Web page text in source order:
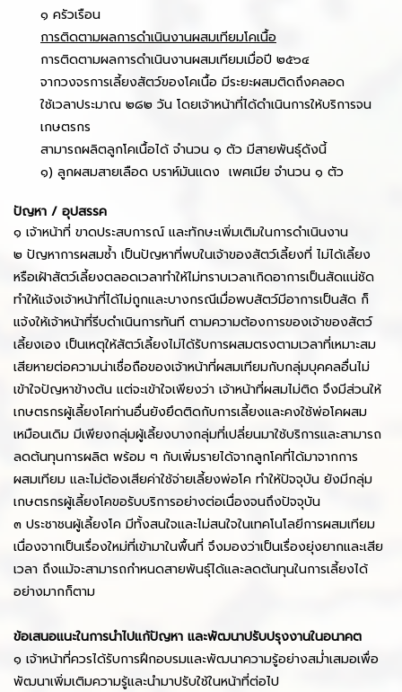
๑ ครัวเรือน
การติดตามผลการดำเนินงานผสมเทียมโคเนื้อ
การติดตามผลการดำเนินงานผสมเทียมเมื่อปี ๒๕๖๔
จากวงจรการเลี้ยงสัตว์ของโคเนื้อ มีระยะผสมติดถึงคลอด
ใช้เวลาประมาณ ๒๘๒ วัน โดยเจ้าหน้าที่ได้ดำเนินการให้บริการจน
เกษตรกร
สามารถผลิตลูกโคเนื้อได้ จำนวน ๑ ตัว มีสายพันธุ์ดังนี้
๑) ลูกผสมสายเลือด บราห์มันแดง เพศเมีย จำนวน ๑ ตัว
ปัญหา / อุปสรรค
๑ เจ้าหน้าที่ ขาดประสบการณ์ และทักษะเพิ่มเติมในการดำเนินงาน
๒ ปัญหาการผสมซ้ำ เป็นปัญหาที่พบในเจ้าของสัตว์เลี้ยงที่ ไม่ได้เลี้ยง
หรือเฝ้าสัตว์เลี้ยงตลอดเวลาทำให้ไม่ทราบเวลาเกิดอาการเป็นสัดแน่ชัด
ทำให้แจ้งเจ้าหน้าที่ได้ไม่ถูกและบางกรณีเมื่อพบสัตว์มีอาการเป็นสัด ก็
แจ้งให้เจ้าหน้าที่รีบดำเนินการทันที ตามความต้องการของเจ้าของสัตว์
เลี้ยงเอง เป็นเหตุให้สัตว์เลี้ยงไม่ได้รับการผสมตรงตามเวลาที่เหมาะสม
เสียหายต่อความน่าเชื่อถือของเจ้าหน้าที่ผสมเทียมกับกลุ่มบุคคลอื่นไม่
เข้าใจปัญหาข้างต้น แต่จะเข้าใจเพียงว่า เจ้าหน้าที่ผสมไม่ติด จึงมีส่วนให้
เกษตรกรผู้เลี้ยงโคท่านอื่นยังยึดติดกับการเลี้ยงและคงใช้พ่อโคผสม
เหมือนเดิม มีเพียงกลุ่มผู้เลี้ยงบางกลุ่มที่เปลี่ยนมาใช้บริการและสามารถ
ลดต้นทุนการผลิต พร้อม ๆ กับเพิ่มรายได้จากลูกโคที่ได้มาจากการ
ผสมเทียม และไม่ต้องเสียค่าใช้จ่ายเลี้ยงพ่อโค ทำให้ปัจจุบัน ยังมีกลุ่ม
เกษตรกรผู้เลี้ยงโคขอรับบริการอย่างต่อเนื่องจนถึงปัจจุบัน
๓ ประชาชนผู้เลี้ยงโค มีทั้งสนใจและไม่สนใจในเทคโนโลยีการผสมเทียม
เนื่องจากเป็นเรื่องใหม่ที่เข้ามาในพื้นที่ จึงมองว่าเป็นเรื่องยุ่งยากและเสีย
เวลา ถึงแม้จะสามารถกำหนดสายพันธุ์ได้และลดต้นทุนในการเลี้ยงได้
อย่างมากก็ตาม
ข้อเสนอแนะในการนำไปแก้ปัญหา และพัฒนาปรับปรุงงานในอนาคต
๑ เจ้าหน้าที่ควรได้รับการฝึกอบรมและพัฒนาความรู้อย่างสม่ำเสมอเพื่อ
พัฒนาเพิ่มเติมความรู้และนำมาปรับใช้ในหน้าที่ต่อไป